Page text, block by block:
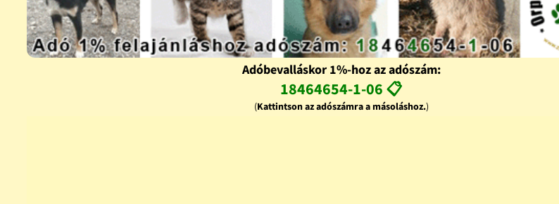
Adóbevalláskor 1%-hoz az adószám:
18464654-1-06 📋
(Kattintson az adószámra a másoláshoz.)